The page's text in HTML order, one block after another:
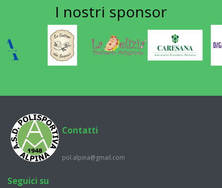
I nostri sponsor
Contatti
pol.alpina@gmail.com
Seguici su